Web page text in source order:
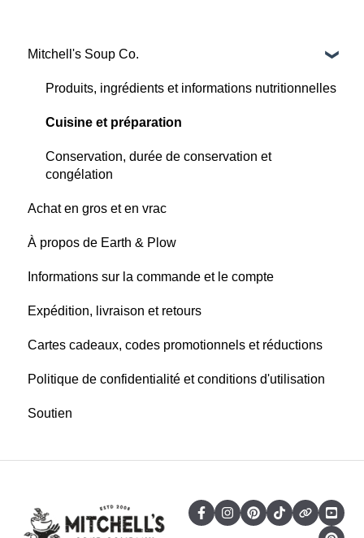
Mitchell's Soup Co.
Produits, ingrédients et informations nutritionnelles
Cuisine et préparation
Conservation, durée de conservation et
congélation
Achat en gros et en vrac
À propos de Earth & Plow
Informations sur la commande et le compte
Expédition, livraison et retours
Cartes cadeaux, codes promotionnels et réductions
Politique de confidentialité et conditions d'utilisation
Soutien